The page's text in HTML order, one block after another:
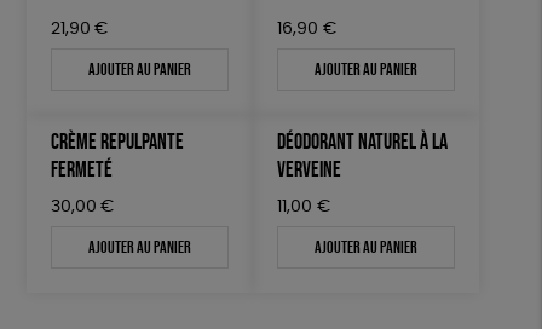
21,90 €
Ajouter au panier
16,90 €
Ajouter au panier
CRÈME REPULPANTE
FERMETÉ
30,00 €
Ajouter au panier
DÉODORANT NATUREL À LA
VERVEINE
11,00 €
Ajouter au panier